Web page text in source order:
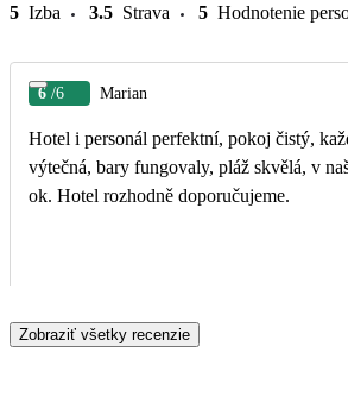
5 Izba 3.5 Strava 5 Hodnotenie
6 /6 Marian
Hotel i personál perfektní, pokoj čistý,
výtečná, bary fungovaly, pláž skvělá, v
ok. Hotel rozhodně doporučujeme.
Zobraziť všetky recenzie